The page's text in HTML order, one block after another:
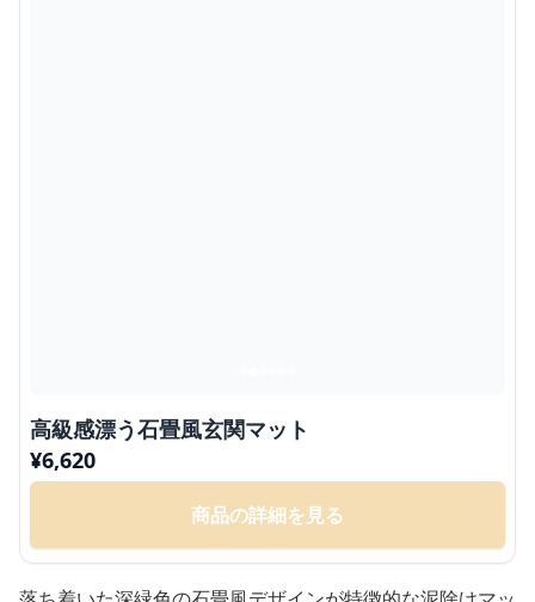
高級感漂う石畳風玄関マット
¥6,620
商品の詳細を見る